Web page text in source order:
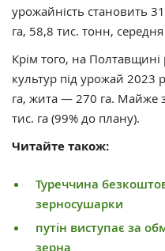
урожайність становить
га, 58,8 тис. тонн,
Крім того, на
культур під урожай 2023
га, жита — 270 га. Майже
тис. га (99% до плану).
Читайте також:
Туреччина
зерносушарки
путін виступає за
зерна